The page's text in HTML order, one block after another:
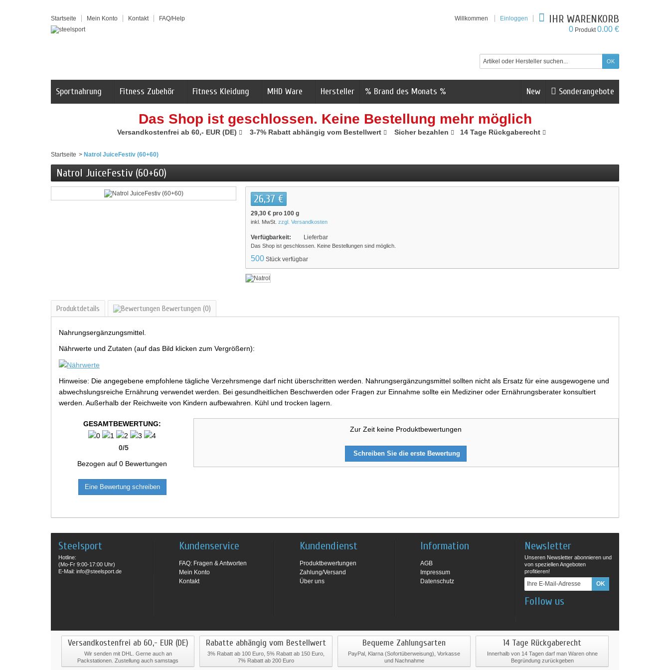
Startseite Mein Konto Kontakt FAQ/Help Willkommen Einloggen IHR WARENKORB
0 Produkt0.00 €
Sonderangebote
New
Sportnahrung Fitness Zubehör Fitness Kleidung MHD Ware Hersteller % Brand des Monats %
Das Shop ist geschlossen. Keine Bestellung mehr möglich
Versandkostenfrei ab 60,- EUR (DE) 3-7% Rabatt abhängig vom Bestellwert Sicher bezahlen 14 Tage Rückgaberecht
Startseite > Natrol JuiceFestiv (60+60)
Natrol JuiceFestiv (60+60)
26,37 €
29,30 € pro 100 g
inkl. MwSt. zzgl. Versandkosten
Verfügbarkeit: Lieferbar
Das Shop ist geschlossen. Keine Bestellungen sind möglich.
500 Stück verfügbar
Produktdetails Bewertungen (0)
Nahrungsergänzungsmittel.
Nährwerte und Zutaten (auf das Bild klicken zum Vergrößern):
Hinweise: Die angegebene empfohlene tägliche Verzehrsmenge darf nicht überschritten werden. Nahrungsergänzungsmittel sollten nicht als Ersatz für eine ausgewogene und
abwechslungsreiche Ernährung verwendet werden. Bei gesundheitlichen Beschwerden oder Fragen zur Einnahme sollte ein Mediziner oder Ernährungsberater konsultiert
werden. Außerhalb der Reichweite von Kindern aufbewahren. Kühl und trocken lagern.
GESAMTBEWERTUNG:
0/5
Bezogen auf0 Bewertungen
Eine Bewertung schreiben
Zur Zeit keine Produktbewertungen
Schreiben Sie die erste Bewertung
Steelsport
Hotline:
(Mo-Fr 9:00-17:00 Uhr)
E-Mail: info@steelsport.de
Kundenservice
FAQ: Fragen & Antworten
Mein Konto
Kontakt
Kundendienst
Produktbewertungen
Zahlung/Versand
Über uns
Information
AGB
Impressum
Datenschutz
Newsletter
Unseren Newsletter abonnieren und
von speziellen Angeboten
profitieren!
Follow us
Versandkostenfrei ab 60,- EUR (DE)
Wir senden mit DHL. Gerne auch an
Packstationen. Zustellung auch samstags
Rabatte abhängig vom Bestellwert
3% Rabatt ab 100 Euro, 5% Rabatt ab 150 Euro,
7% Rabatt ab 200 Euro
Bequeme Zahlungsarten
PayPal, Klarna (Sofortüberweisung), Vorkasse
und Nachnahme
14 Tage Rückgaberecht
Innerhalb von 14 Tagen darf man Waren ohne
Begründung zurückgeben